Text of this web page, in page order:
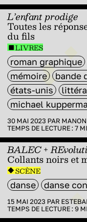
L’enfant prodige
Toutes les
du fils
LIVRES
roman graphique
mémoire
bande
états-unis
michael
30 MAI 2023 PAR
TEMPS DE LECTURE : 7
BALEC+
Collants noirs et
SCÈNE
danse danse
15 MAI 2023 PAR
TEMPS DE LECTURE : 9